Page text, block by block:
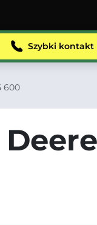
Szybki kontakt
600